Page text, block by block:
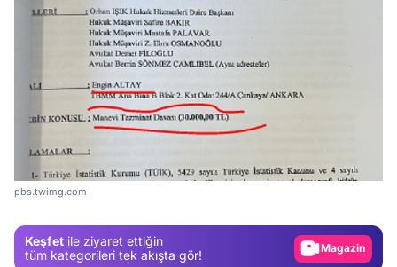
pbs.twimg.com
Keşfet ile ziyaret ettiğin
tüm kategorileri tek akışta gör!
Magazin